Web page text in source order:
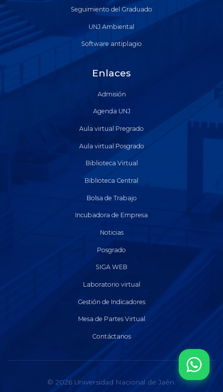
Seguimiento del Graduado
UNJ Ambiental
Software antiplagio
Enlaces
Admisión
Agenda UNJ
Aula virtual Pregrado
Aula virtual Posgrado
Biblioteca Virtual
Biblioteca Central
Bolsa de Trabajo
Incubadora de Empresa
Noticias
Posgrado
SIGA WEB
Laboratorio virtual
Gestión de Indicadores
Mesa de Partes Virtual
Contáctanos
© 2026 Universidad Nacional de Jaén.